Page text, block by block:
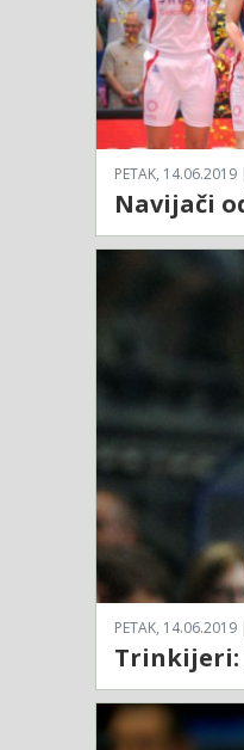
PETAK,
Navijači
PETAK,
Trinkijeri: